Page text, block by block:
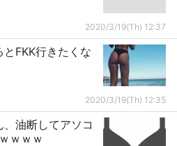
2020/3/19(Th) 12:37
とFKK行きたくな
2020/3/19(Th) 12:35
、油断してアソコ
ｗｗｗ